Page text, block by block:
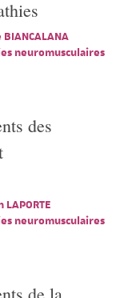
neuromusculaires
des
neuromusculaires